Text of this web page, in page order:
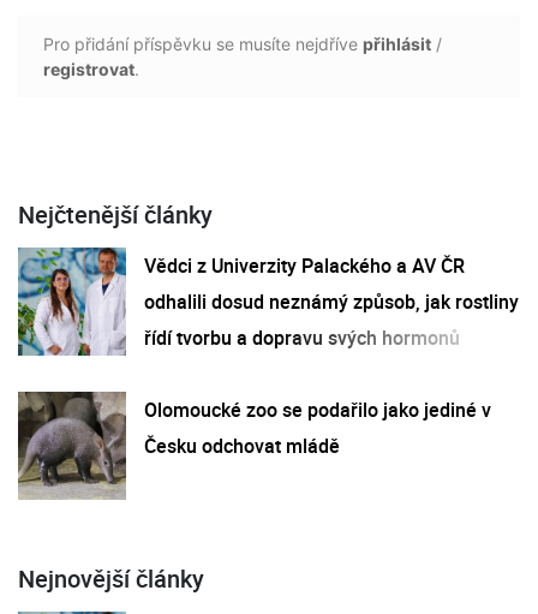
Pro přidání příspěvku se musíte nejdříve přihlásit /
registrovat.
Nejčtenější články
Vědci z Univerzity Palackého a AV ČR
odhalili dosud neznámý způsob, jak rostliny
řídí tvorbu a dopravu svých hormonů
Olomoucké zoo se podařilo jako jediné v
Česku odchovat mládě
Nejnovější články